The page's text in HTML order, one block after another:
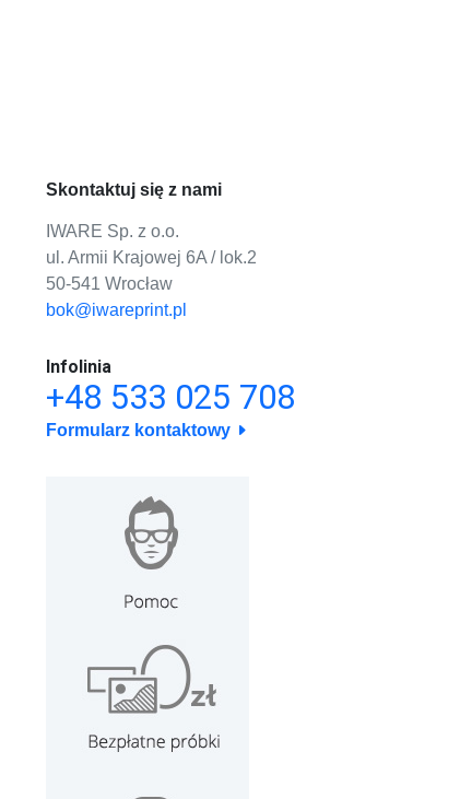
Skontaktuj się z nami
IWARE Sp. z o.o.
ul. Armii Krajowej 6A / lok.2
50-541 Wrocław
bok@iwareprint.pl
Infolinia
+48 533 025 708
Formularz kontaktowy